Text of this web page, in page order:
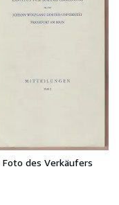
Foto des Verkäufers